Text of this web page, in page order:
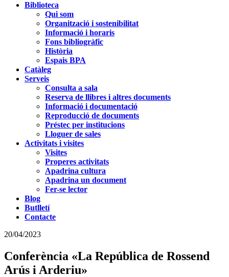
Biblioteca
Qui som
Organització i sostenibilitat
Informació i horaris
Fons bibliogràfic
Història
Espais BPA
Catàleg
Serveis
Consulta a sala
Reserva de llibres i altres documents
Informació i documentació
Reproducció de documents
Préstec per institucions
Lloguer de sales
Activitats i visites
Visites
Properes activitats
Apadrina cultura
Apadrina un document
Fer-se lector
Blog
Butlletí
Contacte
20/04/2023
Conferència «La República de Rossend
Arús i Arderiu»